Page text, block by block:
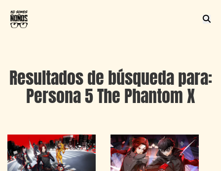
Resultados de búsqueda para:
Persona 5 The Phantom X